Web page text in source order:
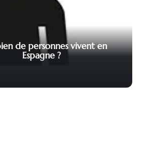
de personnes vivent en
Espagne ?